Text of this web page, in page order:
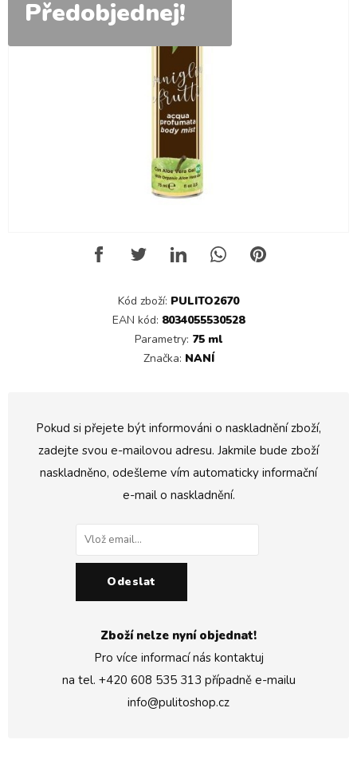
Předobjednej!
Kód zboží: PULITO2670
EAN kód: 8034055530528
Parametry: 75 ml
Značka: NANÍ
Pokud si přejete být informováni o naskladnění zboží,
zadejte svou e-mailovou adresu. Jakmile bude zboží
naskladněno, odešleme vím automaticky informační
e-mail o naskladnění.
Odeslat
Zboží nelze nyní objednat!
Pro více informací nás kontaktuj
na tel. +420 608 535 313 případně e-mailu
info@pulitoshop.cz